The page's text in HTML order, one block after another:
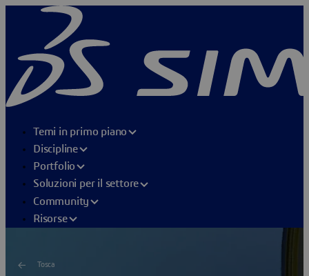
Temi in primo piano
Discipline
Portfolio
Soluzioni per il settore
Community
Risorse
Tosca